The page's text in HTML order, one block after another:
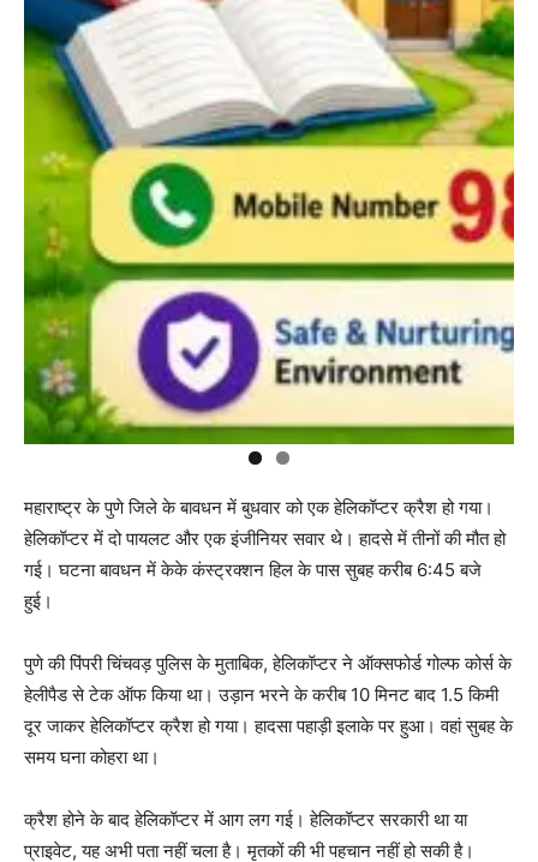
महाराष्ट्र के पुणे जिले के बावधन ​​​​​​में बुधवार को एक हेलिकॉप्टर क्रैश हो गया।
हेलिकॉप्टर में दो पायलट और एक इंजीनियर सवार थे। हादसे में तीनों की मौत हो
गई। घटना बावधन में केके कंस्ट्रक्शन हिल के पास सुबह करीब 6:45 बजे
हुई।
पुणे की पिंपरी चिंचवड़ पुलिस के मुताबिक, हेलिकॉप्टर ने ऑक्सफोर्ड गोल्फ कोर्स के
हेलीपैड से टेक ऑफ किया था। उड़ान भरने के करीब 10 मिनट बाद 1.5 किमी
दूर जाकर हेलिकॉप्टर क्रैश हो गया। हादसा पहाड़ी इलाके पर हुआ। वहां सुबह के
समय घना कोहरा था।
क्रैश होने के बाद हेलिकॉप्टर में आग लग गई। हेलिकॉप्टर सरकारी था या
प्राइवेट, यह अभी पता नहीं चला है। मृतकों की भी पहचान नहीं हो सकी है।